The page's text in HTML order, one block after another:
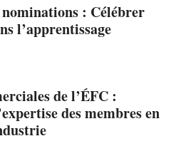
: Célébrer
l’apprentissage
de l’ÉFC :
des membres en